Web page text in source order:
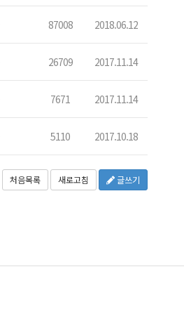
87008 2018.06.12
26709 2017.11.14
7671 2017.11.14
5110 2017.10.18
처음목록 새로고침 글쓰기